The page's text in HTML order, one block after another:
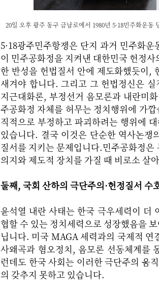
20일 오후 광주 동구 금남로에서 1980년 5·18민주화운
5·18광주민주항쟁은 단지 과거 민주화
이 민주공화정을 지켜낸 대한민국 헌정
한 반성을 헌법질서 안에 제도화했듯이,
새겨야 합니다. 그리고 그 헌법정신은
지근대화론, 부정선거 음모론과 내란미
주공화정 자체를 허무는 정치행위에 가
직적으로 부정하고 파괴하려는 행위에
있습니다. 결국 이것은 단순한 역사논쟁
질서를 지키는 문제입니다.민주공화정
의지와 제도적 장치를 가질 때 비로소 살
둘째, 국회 산하의 극단주의·헌정질서 수
윤석열 내란 사태는 한국 극우세력이 더
협할 수 있는 정치세력으로 성장했음을
닙니다. 미국 MAGA 세력과의 국제적
사왜곡과 혐오정치, 음모론 선동체계를
런데도 한국 사회는 이러한 극단주의 움
의 갖추지 못하고 있습니다.